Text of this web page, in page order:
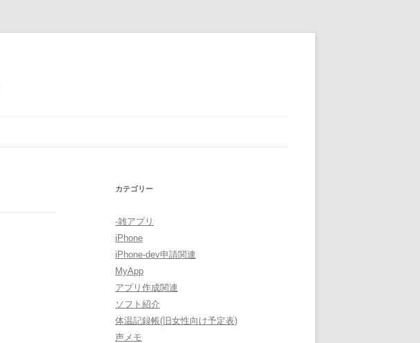
カテゴリー
-雑アプリ
iPhone
iPhone-dev申請関連
MyApp
アプリ作成関連
ソフト紹介
体温記録帳(旧女性向け予定表)
声メモ